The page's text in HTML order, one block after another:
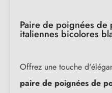
Paire de poignées
italiennes bicolores
Offrez une touche
paire de poignées de